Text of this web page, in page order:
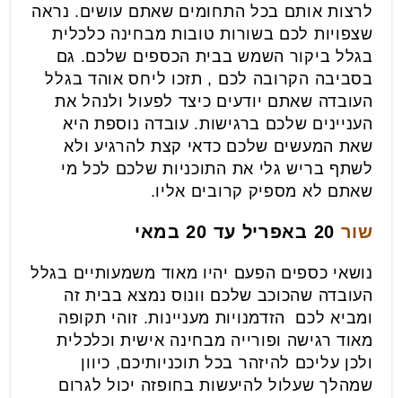
לרצות אותם בכל התחומים שאתם עושים. נראה
שצפויות לכם בשורות טובות מבחינה כלכלית
בגלל ביקור השמש בבית הכספים שלכם. גם
בסביבה הקרובה לכם , תזכו ליחס אוהד בגלל
העובדה שאתם יודעים כיצד לפעול ולנהל את
העניינים שלכם ברגישות. עובדה נוספת היא
שאת המעשים שלכם כדאי קצת להרגיע ולא
לשתף בריש גלי את התוכניות שלכם לכל מי
שאתם לא מספיק קרובים אליו.
שור 20 באפריל עד 20 במאי
נושאי כספים הפעם יהיו מאוד משמעותיים בגלל
העובדה שהכוכב שלכם וונוס נמצא בבית זה
ומביא לכם הזדמנויות מעניינות. זוהי תקופה
מאוד רגישה ופורייה מבחינה אישית וכלכלית
ולכן עליכם להיזהר בכל תוכניותיכם, כיוון
שמהלך שעלול להיעשות בחופזה יכול לגרום